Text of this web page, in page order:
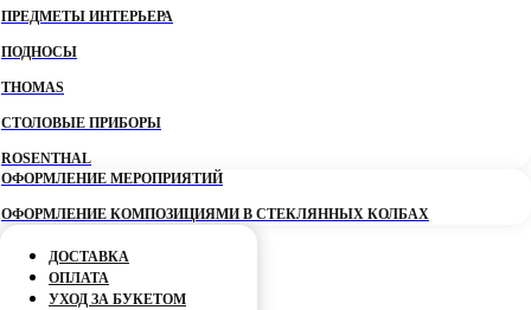
ПРЕДМЕТЫ ИНТЕРЬЕРА
ПОДНОСЫ
THOMAS
СТОЛОВЫЕ ПРИБОРЫ
ROSENTHAL
ОФОРМЛЕНИЕ МЕРОПРИЯТИЙ
ОФОРМЛЕНИЕ КОМПОЗИЦИЯМИ В СТЕКЛЯННЫХ КОЛБАХ
ДОСТАВКА
ОПЛАТА
УХОД ЗА БУКЕТОМ